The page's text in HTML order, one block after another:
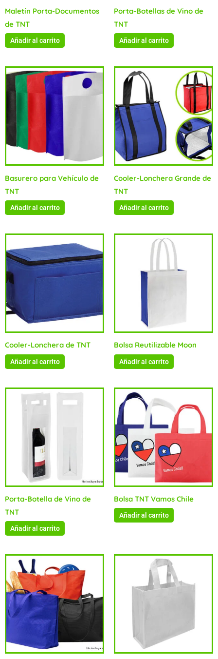
Maletín Porta-Documentos
de TNT
Añadir al carrito
Porta-Botellas de Vino de
TNT
Añadir al carrito
Basurero para Vehículo de
TNT
Añadir al carrito
Cooler-Lonchera Grande de
TNT
Añadir al carrito
Cooler-Lonchera de TNT
Añadir al carrito
Bolsa Reutilizable Moon
Añadir al carrito
Porta-Botella de Vino de
TNT
Añadir al carrito
Bolsa TNT Vamos Chile
Añadir al carrito